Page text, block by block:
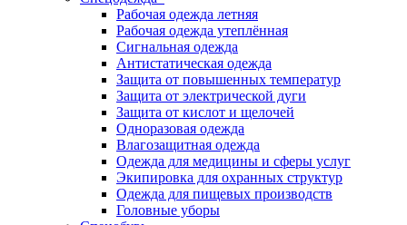
Рабочая одежда летняя
Рабочая одежда утеплённая
Сигнальная одежда
Антистатическая одежда
Защита от повышенных температур
Защита от электрической дуги
Защита от кислот и щелочей
Одноразовая одежда
Влагозащитная одежда
Одежда для медицины и сферы услуг
Экипировка для охранных структур
Одежда для пищевых производств
Головные уборы